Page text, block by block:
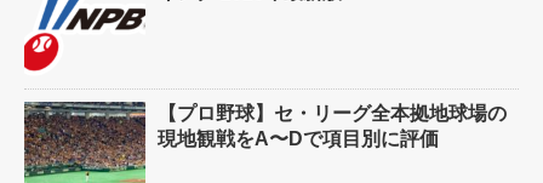
【プロ野球】セ・リーグ全本拠地球場の
現地観戦をA〜Dで項目別に評価